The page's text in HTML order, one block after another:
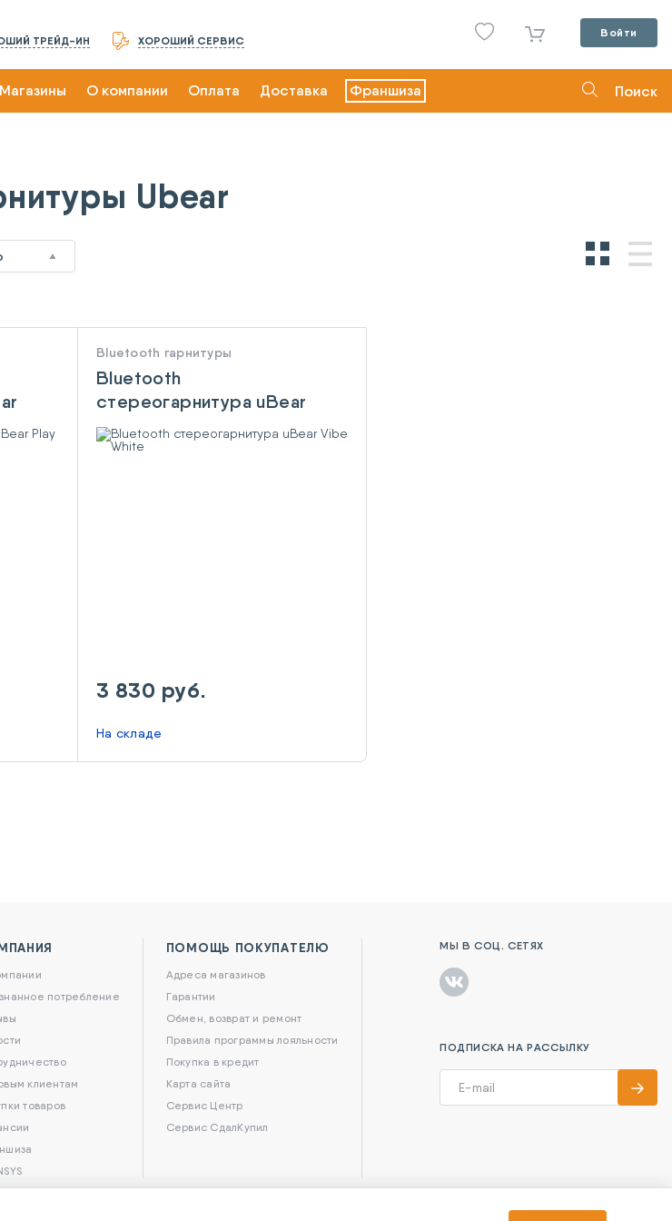
ТРЕЙД-ИН ХОРОШИЙ СЕРВИС
Войти
Магазины О компании Оплата Доставка Франшиза Поиск
Ubear
Bluetooth гарнитуры
Bluetooth
стереогарнитура uBear
Vibe White
3 830 руб.
На складе
потребление
клиентам
товаров
ПОМОЩЬ ПОКУПАТЕЛЮ
Адреса магазинов
Гарантии
Обмен, возврат и ремонт
Правила программы лояльности
Покупка в кредит
Карта сайта
Сервис Центр
Сервис СдалКупил
МЫ В СОЦ. СЕТЯХ
ПОДПИСКА НА РАССЫЛКУ